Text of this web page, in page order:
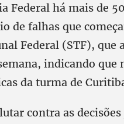
Federal há mais de
de falhas que
Federal (STF), que
indicando que
da turma de
contra as